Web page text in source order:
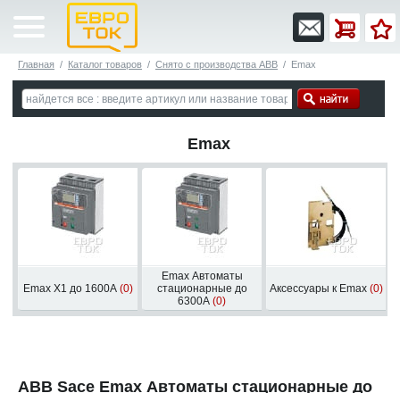
Главная / Каталог товаров / Снято с производства ABB / Emax
Emax
Emax X1 до 1600А (0)
Emax Автоматы
стационарные до
6300А(0)
Аксессуары к Emax (0)
ABB Sace Еmax Автоматы стационарные до